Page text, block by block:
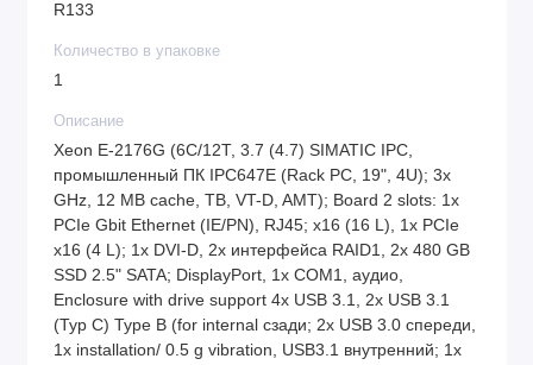
R133
Количество в упаковке
1
Описание
Xeon E-2176G (6C/12T, 3.7 (4.7) SIMATIC IPC,
промышленный ПК IPC647E (Rack PC, 19", 4U); 3x
GHz, 12 MB cache, TB, VT-D, AMT); Board 2 slots: 1x
PCIe Gbit Ethernet (IE/PN), RJ45; x16 (16 L), 1x PCIe
x16 (4 L); 1x DVI-D, 2x интерфейса RAID1, 2x 480 GB
SSD 2.5" SATA; DisplayPort, 1x COM1, аудио,
Enclosure with drive support 4x USB 3.1, 2x USB 3.1
(Typ C) Type B (for internal сзади; 2x USB 3.0 спереди,
1x installation/ 0.5 g vibration, USB3.1 внутренний; 1x